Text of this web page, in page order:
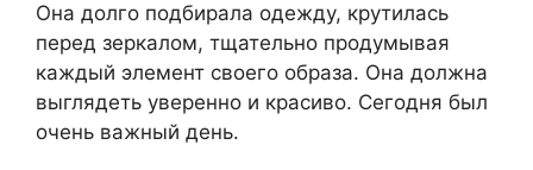
Она долго подбирала одежду, крутилась
перед зеркалом, тщательно продумывая
каждый элемент своего образа. Она должна
выглядеть уверенно и красиво. Сегодня был
очень важный день.